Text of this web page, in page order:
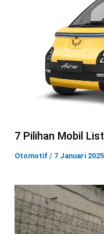
7 Pilihan Mobil
Otomotif / 7 Januari 2025